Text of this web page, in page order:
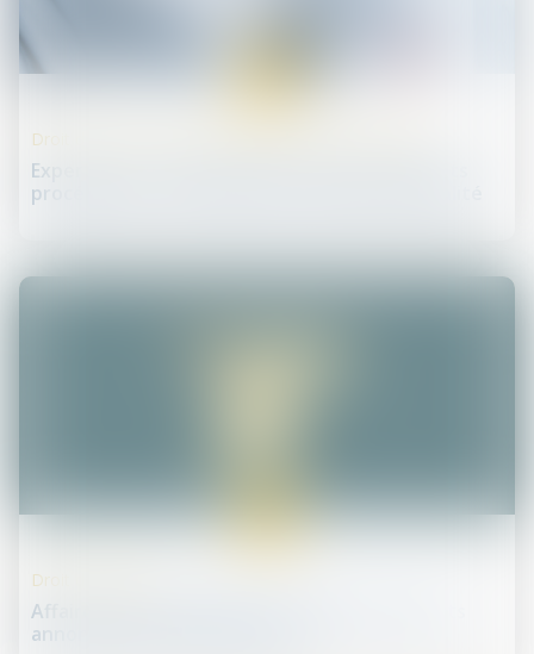
Expertise et valeur des droits sociaux : aspects
procéduraux - Procédure civile | Dalloz Actualité
Droit des sociétés commerciales et professionnelles
Affaire Vincent Lambert : les médecins experts
annoncent qu'ils se désistent
Droit de la santé